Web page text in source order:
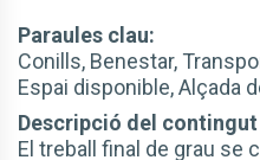
Paraules clau:
Conills, Benestar,
Espai disponible, Alçada
Descripció del
El treball final de grau se